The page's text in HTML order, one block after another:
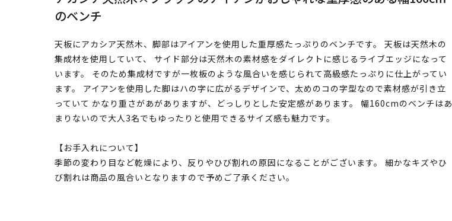
のベンチ
天板にアカシア天然木、脚部はアイアンを使用した重厚感たっぷりのベンチです。 天板は天然木の
集成材を使用していて、 サイド部分は天然木の素材感をダイレクトに感じるライブエッジになって
います。 そのため集成材ですが一枚板のような風合いを感じられて高級感たっぷりに仕上がってい
ます。 アイアンを使用した脚はハの字に広がるデザインで、太めのコの字型なので素材感が引き立
っていて かなり重さがあがありますが、どっしりとした安定感があります。 幅160cmのベンチはあ
まりないので大人3名でもゆったりと使用できるサイズ感も魅力です。
【お手入れについて】
季節の変わり目など乾燥により、反りやひび割れの原因になることがございます。 細かなキズやひ
び割れは商品の風合いとなりますので予めご了承ください。